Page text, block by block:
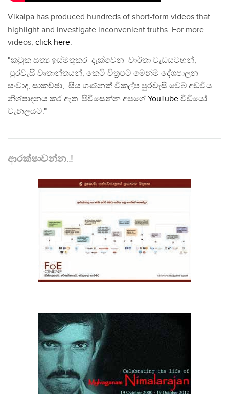
Vikalpa has produced hundreds of short-form videos that
highlight and investigate inconvenient truths. For more
videos, click here.
"කටුක සත්‍ය ඉස්මතුකර දැක්වෙන වාර්තා වැඩසටහන්,
පුරවැසි වෘතාන්තයන්, කෙටි චිත්‍රපට මෙන්ම දේශපාලන
සංවාද, සාකච්ඡා, සිය ගණනක් විකල්ප පුරවැසි වෙබ් අඩවිය
නිශ්පාදනය කර ඇත. පිවිසෙන්න අපගේ YouTube වීඩියෝ
චැනලයට."
ආරක්ෂාවන්න..!